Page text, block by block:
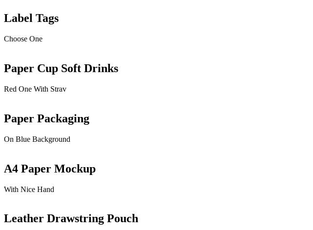
Label Tags
Choose One
Paper Cup Soft Drinks
Red One With Strav
Paper Packaging
On Blue Background
A4 Paper Mockup
With Nice Hand
Leather Drawstring Pouch